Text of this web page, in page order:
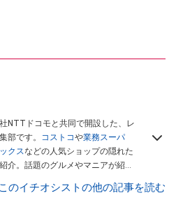
NTTドコモと共同で開設した、レ
部です。 コストコや業務スーパ
クスなどの人気ショップの隠れた
介。話題のグルメやマニアが紹介
レビューしています。毎日トレン
このイチオシストの他の記事を読む